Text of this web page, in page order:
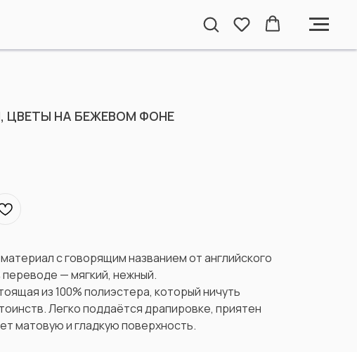
ЦВЕТЫ НА БЕЖЕВОМ ФОНЕ
с говорящим названием от английского
— мягкий, нежный.
из 100% полиэстера, который ничуть
Легко поддаётся драпировке, приятен
матовую и гладкую поверхность.